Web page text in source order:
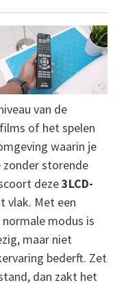
van de
of het spelen
waarin je
storende
deze3LCD-
vlak. Met een
normale modus is
maar niet
bederft. Zet
dan zakt het